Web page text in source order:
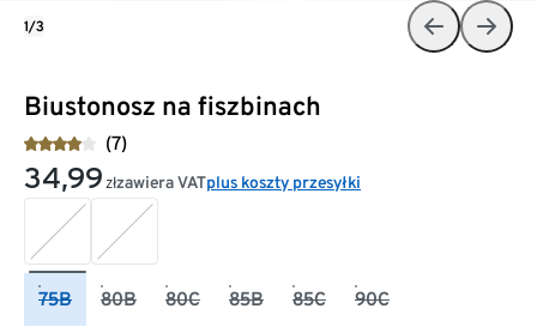
Biustonosz na fiszbinach
(7)
34,99 złzawiera VATplus koszty przesyłki
75B 80B 80C 85B 85C 90C
1/3